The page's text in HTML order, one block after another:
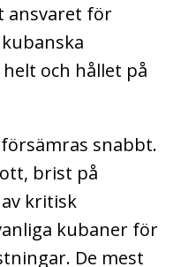
ansvaret för
och hållet på
snabbt.
brist på
kritisk
kubaner för
De mest